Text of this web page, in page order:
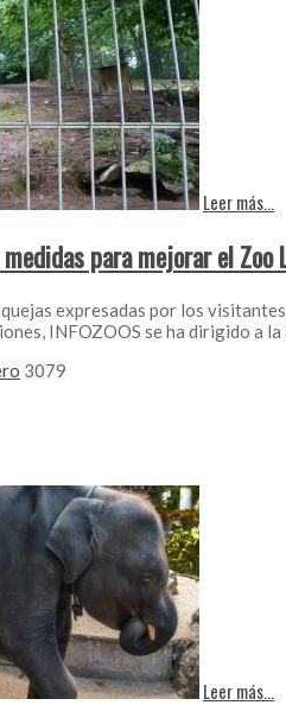
Leer más...
para mejorar el Zoo
expresadas por los
INFOZOOS se ha dirigido
3079
Leer más...